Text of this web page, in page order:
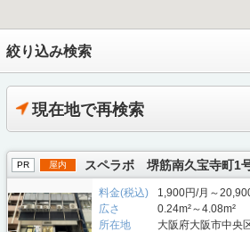
絞り込み検索
現在地で再検索
PR 屋内 スペラボ 堺筋南久宝寺町1
料金(税込)
1,900円/月～
広さ
0.24m²～4.08m²
所在地
大阪府大阪市中央